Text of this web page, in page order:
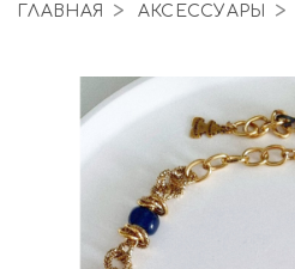
ГЛАВНАЯ АКСЕССУАРЫ